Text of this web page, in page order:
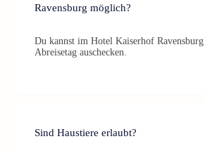
Ravensburg möglich?
Du kannst im Hotel Kaiserhof
Abreisetag auschecken.
Sind Haustiere erlaubt?